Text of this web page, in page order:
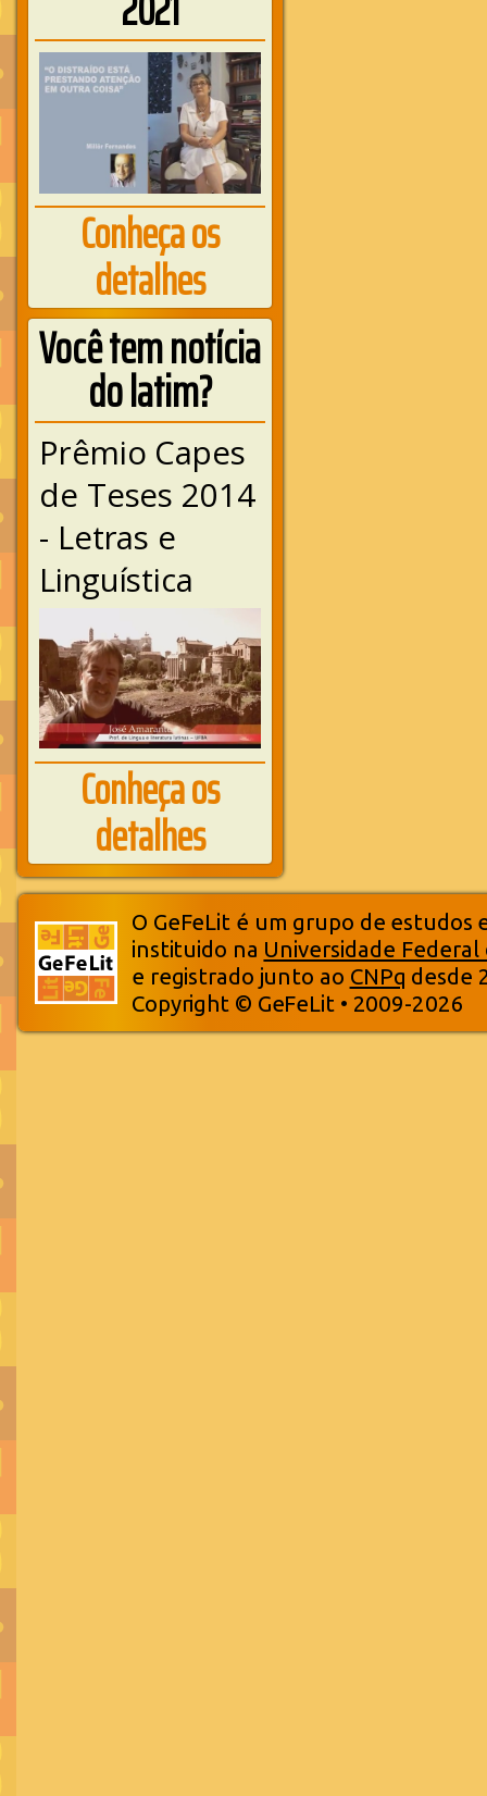
Conheça os
detalhes
Você tem notícia
do latim?
Prêmio Capes
de Teses 2014
- Letras e
Linguística
Conheça os
detalhes
O GeFeLit é um grupo de estudos
instituido na Universidade Federal
e registrado junto ao CNPq desde
Copyright © GeFeLit • 2009-2026